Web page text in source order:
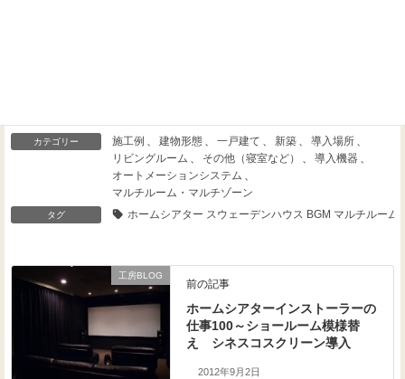
カテゴリー 施工例 、 建物形態 、 一戸建て 、 新築 、 導入場所 、
リビングルーム 、 その他（寝室など） 、 導入機器 、
オートメーションシステム 、
マルチルーム・マルチゾーン
タグ ホームシアター スウェーデンハウス BGM マルチルー
工房BLOG
前の記事
ホームシアターインストーラーの
仕事100～ショールーム模様替
え シネスコスクリーン導入
2012年9月2日